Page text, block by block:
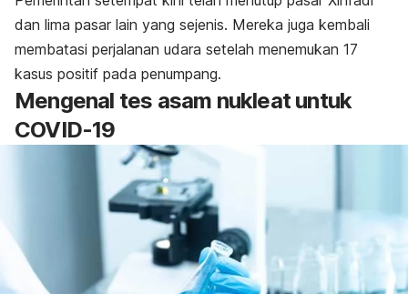
dan lima pasar lain yang sejenis. Mereka juga kembali
membatasi perjalanan udara setelah menemukan 17
kasus positif pada penumpang.
Mengenal tes asam nukleat untuk
COVID-19